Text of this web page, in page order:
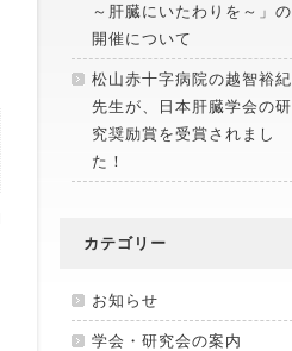
～肝臓にいたわりを～」の
開催について
松山赤十字病院の越智裕紀
先生が、日本肝臓学会の研
究奨励賞を受賞されまし
た！
カテゴリー
お知らせ
学会・研究会の案内